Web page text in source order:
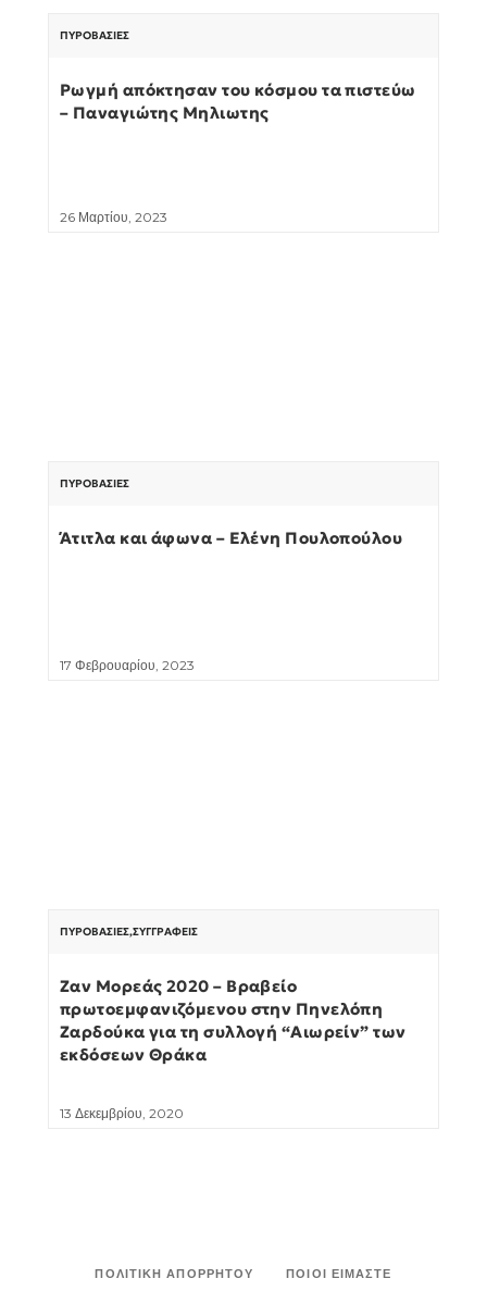
ΠΥΡΟΒΑΣΊΕΣ
Ρωγμή απόκτησαν του κόσμου τα πιστεύω
– Παναγιώτης Μηλιωτης
26 Μαρτίου, 2023
ΠΥΡΟΒΑΣΊΕΣ
Άτιτλα και άφωνα – Ελένη Πουλοπούλου
17 Φεβρουαρίου, 2023
ΠΥΡΟΒΑΣΊΕΣ,ΣΥΓΓΡΑΦΕΊΣ
Ζαν Μορεάς 2020 – Βραβείο
πρωτοεμφανιζόμενου στην Πηνελόπη
Ζαρδούκα για τη συλλογή “Αιωρείν” των
εκδόσεων Θράκα
13 Δεκεμβρίου, 2020
ΠΟΛΙΤΙΚΉ ΑΠΟΡΡΉΤΟΥ ΠΟΙΟΙ ΕΊΜΑΣΤΕ